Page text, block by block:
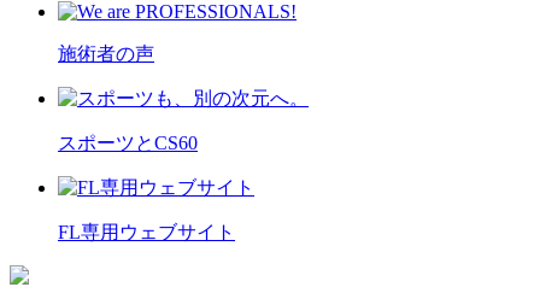
施術者の声
スポーツとCS60
FL専用ウェブサイト